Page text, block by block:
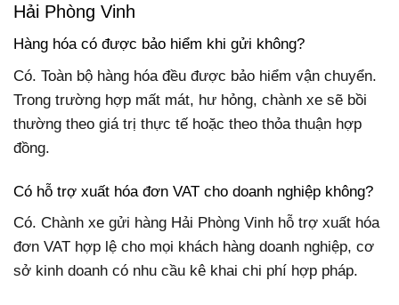
Hải Phòng Vinh
Hàng hóa có được bảo hiểm khi gửi không?
Có. Toàn bộ hàng hóa đều được bảo hiểm vận chuyển.
Trong trường hợp mất mát, hư hỏng, chành xe sẽ bồi
thường theo giá trị thực tế hoặc theo thỏa thuận hợp
đồng.
Có hỗ trợ xuất hóa đơn VAT cho doanh nghiệp không?
Có. Chành xe gửi hàng Hải Phòng Vinh hỗ trợ xuất hóa
đơn VAT hợp lệ cho mọi khách hàng doanh nghiệp, cơ
sở kinh doanh có nhu cầu kê khai chi phí hợp pháp.